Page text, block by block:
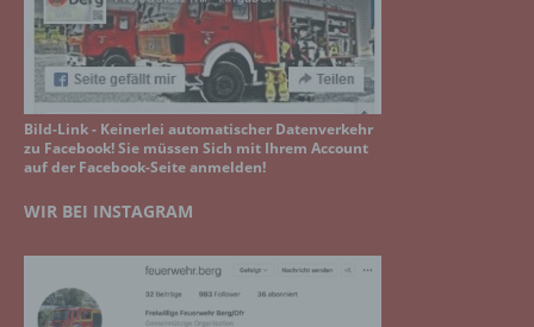
Bild-Link - Keinerlei automatischer Datenverkehr
zu Facebook! Sie müssen Sich mit Ihrem Account
auf der Facebook-Seite anmelden!
WIR BEI INSTAGRAM